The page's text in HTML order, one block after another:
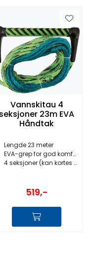
Vannskitau 4
seksjoner 23m EVA
Håndtak
Lengde 23 meter
EVA-grep for god komfort
4 seksjoner (kan kortes inn)
519,-